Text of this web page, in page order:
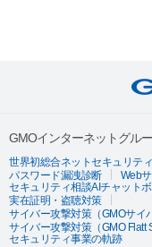
GMOインターネットグル
世界初総合ネットセキュリテ
パスワード漏洩診断
Web
セキュリティ相談AIチャットボ
実在証明・盗聴対策
サイバー攻撃対策（GMOサイ
サイバー攻撃対策（GMO Flatt
セキュリティ事業の軌跡